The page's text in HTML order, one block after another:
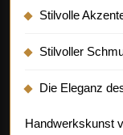
Stilvolle
Stilvoller
Die Eleganz
Handwerkskunst